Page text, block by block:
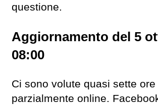
questione.
Aggiornamento del 5
08:00
Ci sono volute quasi sette ore
parzialmente online.